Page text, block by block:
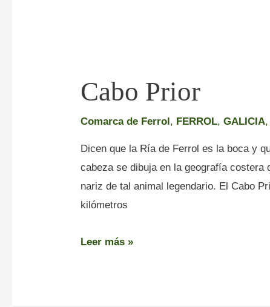
Cabo Prior
Comarca de Ferrol, FERROL,GALICIA,
Dicen que la Ría de Ferrol es la boca y
cabeza se dibuja en la geografía
nariz de tal animal legendario. El Cabo
kilómetros
Leer más »